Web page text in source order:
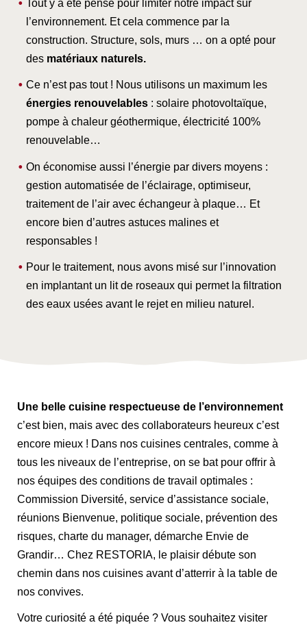
Tout y a été pensé pour limiter notre impact sur
l’environnement. Et cela commence par la
construction. Structure, sols, murs … on a opté pour
des matériaux naturels.
Ce n’est pas tout ! Nous utilisons un maximum les
énergies renouvelables: solaire photovoltaïque,
pompe à chaleur géothermique, électricité 100%
renouvelable…
On économise aussi l’énergie par divers moyens :
gestion automatisée de l’éclairage, optimiseur,
traitement de l’air avec échangeur à plaque… Et
encore bien d’autres astuces malines et
responsables !
Pour le traitement, nous avons misé sur l’innovation
en implantant un lit de roseaux qui permet la filtration
des eaux usées avant le rejet en milieu naturel.
Une belle cuisine respectueuse de l’environnement
c’est bien, mais avec des collaborateurs heureux c’est
encore mieux ! Dans nos cuisines centrales, comme à
tous les niveaux de l’entreprise, on se bat pour offrir à
nos équipes des conditions de travail optimales :
Commission Diversité, service d’assistance sociale,
réunions Bienvenue, politique sociale, prévention des
risques, charte du manager, démarche Envie de
Grandir… Chez RESTORIA, le plaisir débute son
chemin dans nos cuisines avant d’atterrir à la table de
nos convives.
Votre curiosité a été piquée ? Vous souhaitez visiter